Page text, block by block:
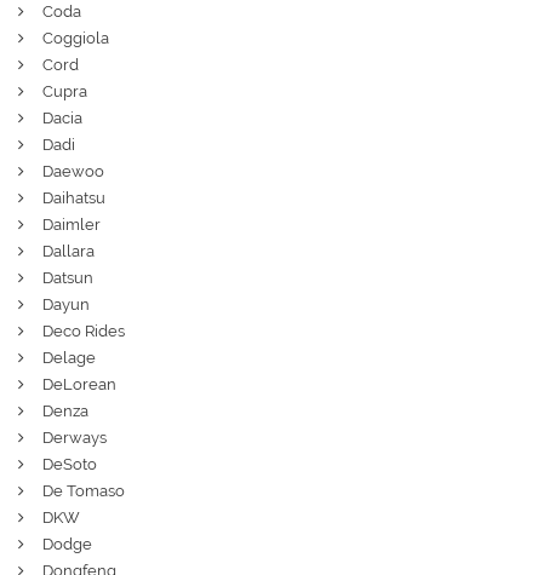
Coda
Coggiola
Cord
Cupra
Dacia
Dadi
Daewoo
Daihatsu
Daimler
Dallara
Datsun
Dayun
Deco Rides
Delage
DeLorean
Denza
Derways
DeSoto
De Tomaso
DKW
Dodge
Dongfeng